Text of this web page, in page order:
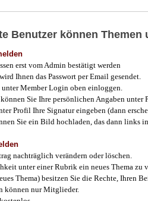
Benutzer können
erst vom Admin bestätigt werden
Ihnen das Passwort per Email gesendet.
Member Login oben einloggen.
Sie Ihre persönlichen Angaben unter
Profil Ihre Signatur eingeben (dann
Sie ein Bild hochladen, das dann links
nachträglich verändern oder löschen.
unter einer Rubrik ein neues Thema zu
Thema) besitzen Sie die Rechte, Ihren
können nur Mitglieder.